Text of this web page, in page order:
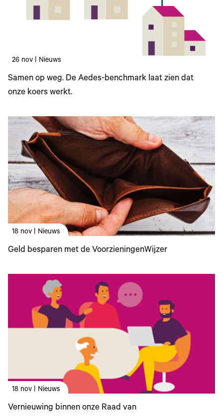
26 nov | Nieuws
Samen op weg. De Aedes-benchmark laat zien dat
onze koers werkt.
18 nov | Nieuws
Geld besparen met de VoorzieningenWijzer
18 nov | Nieuws
Vernieuwing binnen onze Raad van